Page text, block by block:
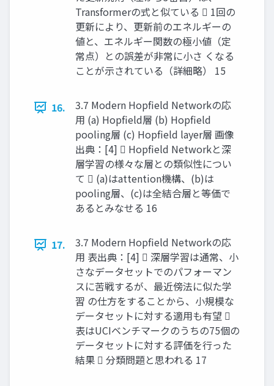
Transformerの式と似ている  1回の
更新により、更新前のエネルギーの
値と、エネルギー関数の極小値（定
常点）との誤差が非常に小さ くなる
ことが示されている（詳細略） 15
16.
3.7 Modern Hopfield Networkの応
用 (a) Hopfield層 (b) Hopfield
pooling層 (c) Hopfield layer層 画像
出典：[4]  Hopfield Networkと深
層学習の様々な層との類似性につい
て  (a)はattention機構、(b)は
pooling層、(c)は全結合層と等価で
あるとみなせる 16
17.
3.7 Modern Hopfield Networkの応
用 表出典：[4]  深層学習は通常、小
さなデータセットでのパフォーマン
スに苦戦するが、最近傍法に似た学
習 の仕方をすることから、小規模な
データセットに対する適用も有望 
表はUCIベンチマークのうちの75個の
データセットに対する評価を行った
結果  分類問題と思われる 17